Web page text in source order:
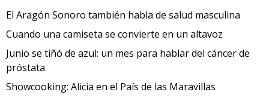
El Aragón Sonoro también habla de salud masculina
Cuando una camiseta se convierte en un altavoz
Junio se tiñó de azul: un mes para hablar del cáncer de
próstata
Showcooking: Alicia en el País de las Maravillas